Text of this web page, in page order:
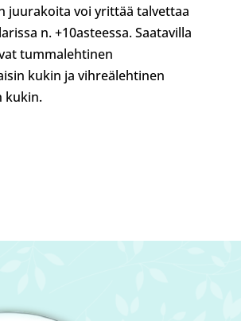
juurakoita voi yrittää talvettaa
n. +10asteessa. Saatavilla
tummalehtinen
kukin ja vihreälehtinen
kukin.